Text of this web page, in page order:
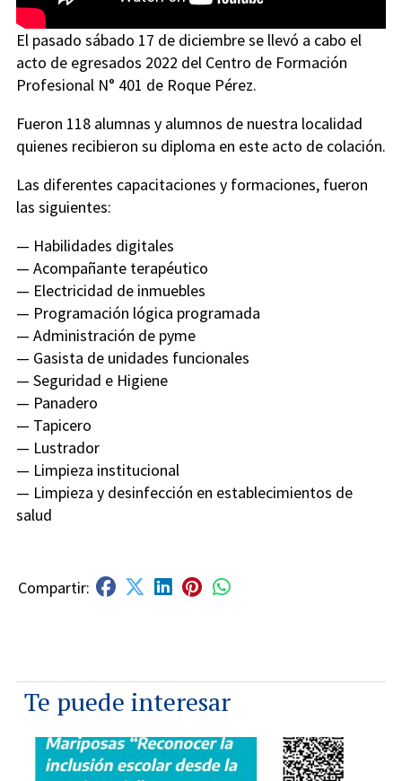
El pasado sábado 17 de diciembre se llevó a cabo el
acto de egresados 2022 del Centro de Formación
Profesional N° 401 de Roque Pérez.
Fueron 118 alumnas y alumnos de nuestra localidad
quienes recibieron su diploma en este acto de colación.
Las diferentes capacitaciones y formaciones, fueron
las siguientes:
— Habilidades digitales
— Acompañante terapéutico
— Electricidad de inmuebles
— Programación lógica programada
— Administración de pyme
— Gasista de unidades funcionales
— Seguridad e Higiene
— Panadero
— Tapicero
— Lustrador
— Limpieza institucional
— Limpieza y desinfección en establecimientos de
salud
Te puede interesar